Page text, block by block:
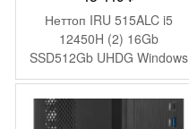
Неттоп IRU 515ALC i5
12450H (2) 16Gb
SSD512Gb UHDG Windows
11 Pro GbitEth WiFi BT
120W черный (1975490)